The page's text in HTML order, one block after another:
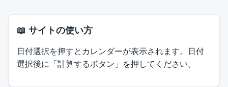
📖 サイトの使い方
日付選択を押すとカレンダーが表示されます。日付
選択後に「計算するボタン」を押してください。